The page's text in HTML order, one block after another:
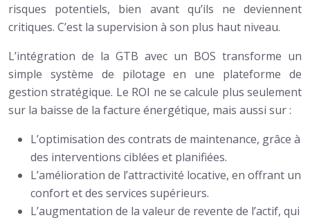
risques potentiels, bien avant qu’ils ne deviennent
critiques. C’est la supervision à son plus haut niveau.
L’intégration de la GTB avec un BOS transforme un
simple système de pilotage en une plateforme de
gestion stratégique. Le ROI ne se calcule plus seulement
sur la baisse de la facture énergétique, mais aussi sur :
L’optimisation des contrats de maintenance, grâce à
des interventions ciblées et planifiées.
L’amélioration de l’attractivité locative, en offrant un
confort et des services supérieurs.
L’augmentation de la valeur de revente de l’actif, qui